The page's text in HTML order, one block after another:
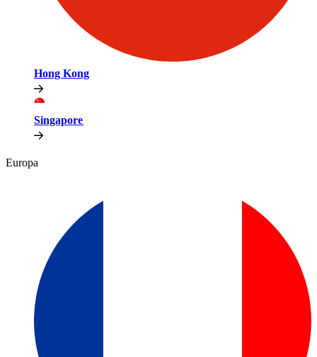
Hong Kong​​
Singapore​​
Europa​​